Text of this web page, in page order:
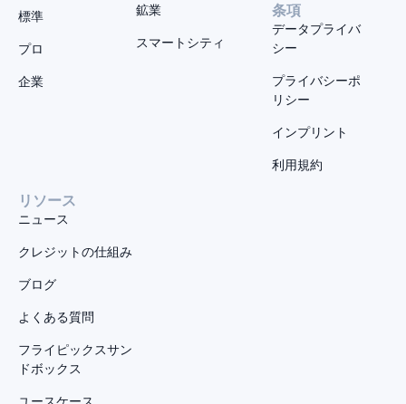
標準
プロ
企業
鉱業
スマートシティ
条項
データプライバ
シー
プライバシーポ
リシー
インプリント
利用規約
リソース
ニュース
クレジットの仕組み
ブログ
よくある質問
フライピックスサン
ドボックス
ユースケース